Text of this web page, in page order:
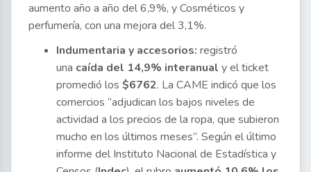
aumento año a año del 6,9%, y Cosméticos y
perfumería, con una mejora del 3,1%.
Indumentaria y accesorios: registró
una caída del 14,9% interanual y el ticket
promedió los $6762. La CAME indicó que los
comercios “adjudican los bajos niveles de
actividad a los precios de la ropa, que subieron
mucho en los últimos meses”. Según el último
informe del Instituto Nacional de Estadística y